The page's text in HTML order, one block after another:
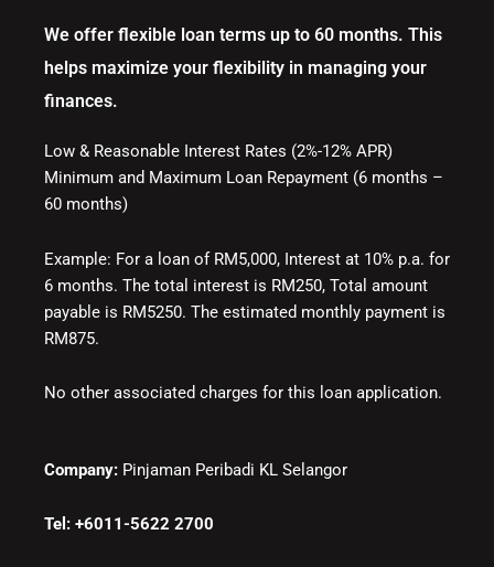
We offer flexible loan terms up to 60 months. This
helps maximize your flexibility in managing your
finances.
Low & Reasonable Interest Rates (2%-12% APR)
Minimum and Maximum Loan Repayment (6 months –
60 months)
Example: For a loan of RM5,000, Interest at 10% p.a. for
6 months. The total interest is RM250, Total amount
payable is RM5250. The estimated monthly payment is
RM875.
No other associated charges for this loan application.
Company: Pinjaman Peribadi KL Selangor
Tel: +6011-5622 2700